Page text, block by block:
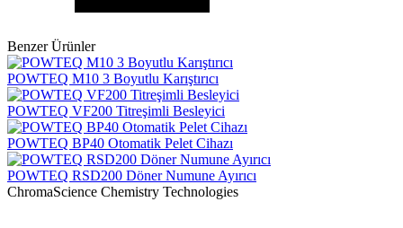
Benzer Ürünler
POWTEQ M10 3 Boyutlu Karıştırıcı
POWTEQ VF200 Titreşimli Besleyici
POWTEQ BP40 Otomatik Pelet Cihazı
POWTEQ RSD200 Döner Numune Ayırıcı
ChromaScience Chemistry Technologies